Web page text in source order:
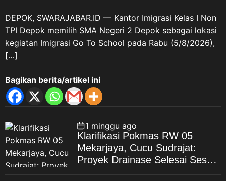
DEPOK, SWARAJABAR.ID — Kantor Imigrasi Kelas I Non
TPI Depok memilih SMA Negeri 2 Depok sebagai lokasi
kegiatan Imigrasi Go To School pada Rabu (5/8/2026),
[…]
Bagikan berita/artikel ini
1 minggu ago
Klarifikasi Pokmas RW 05
Mekarjaya, Cucu Sudrajat:
Proyek Drainase Selesai Sesuai